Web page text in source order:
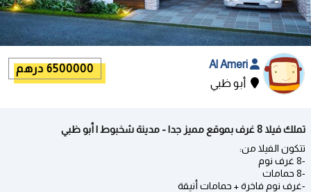
أبو ظبي
6500000 درهم
تملك فيلا 8 غرف بموقع مميز جدا - مدينة شخبوط | أبو ظبي
تتكون الفيلا من:
-8 غرف نوم
-8 حمامات
-غرف نوم فاخرة + حمامات أنيقة